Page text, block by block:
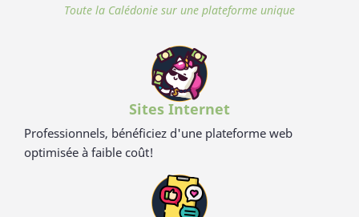
Toute la Calédonie sur une plateforme unique
Sites Internet
Professionnels, bénéficiez d'une plateforme web
optimisée à faible coût!